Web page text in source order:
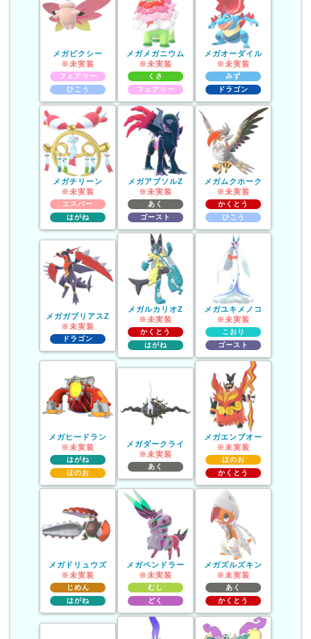
メガピクシー
※未実装
フェアリー
ひこう
メガメガニウム
※未実装
くさ
フェアリー
メガオーダイル
※未実装
みず
ドラゴン
メガチリーン
※未実装
エスパー
はがね
メガアブソルZ
※未実装
あく
ゴースト
メガムクホーク
※未実装
かくとう
ひこう
メガガブリアスZ
※未実装
ドラゴン
メガルカリオZ
※未実装
かくとう
はがね
メガユキメノコ
※未実装
こおり
ゴースト
メガヒードラン
※未実装
はがね
ほのお
メガダークライ
※未実装
あく
メガエンブオー
※未実装
ほのお
かくとう
メガドリュウズ
※未実装
じめん
はがね
メガペンドラー
※未実装
むし
どく
メガズルズキン
※未実装
あく
かくとう